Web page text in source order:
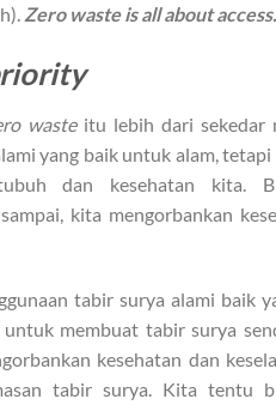
Zero waste is all about access.
wasteitu lebih dari sekedar
yang baik untuk alam,
dan kesehatan kita.
kita mengorbankan
tabir surya alami baik
membuat tabir surya
kesehatan dan
tabir surya. Kita tentu